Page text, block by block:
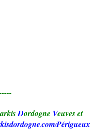
arkisDordogne Veuves et
.com/Périgueux